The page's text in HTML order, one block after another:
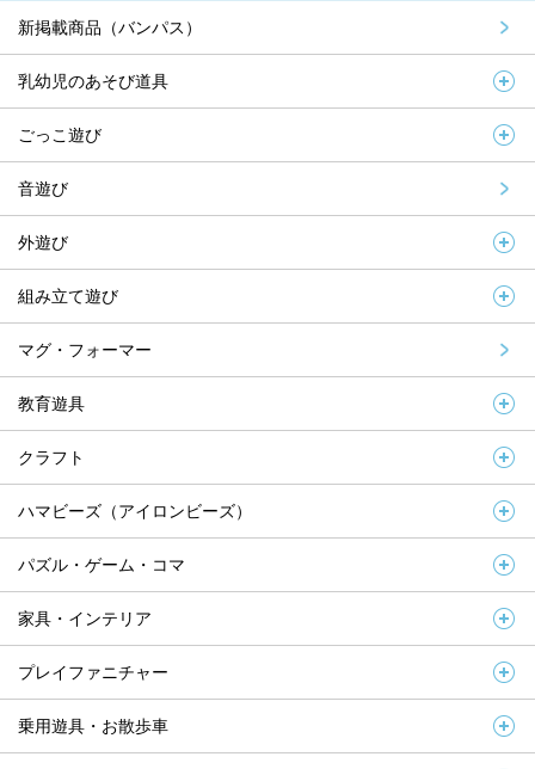
新掲載商品（バンパス）
乳幼児のあそび道具
ごっこ遊び
音遊び
外遊び
組み立て遊び
マグ・フォーマー
教育遊具
クラフト
ハマビーズ（アイロンビーズ）
パズル・ゲーム・コマ
家具・インテリア
プレイファニチャー
乗用遊具・お散歩車